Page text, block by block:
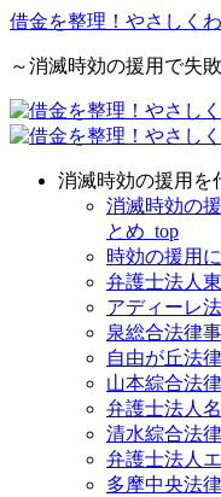
借金を整理！やさしく
～消滅時効の援用で失
消滅時効の援用を
消滅時効の
とめ_top
時効の援用
弁護士法人
アディーレ
泉総合法律
自由が丘法
山本綜合法
弁護士法人
清水綜合法
弁護士法人
多摩中央法